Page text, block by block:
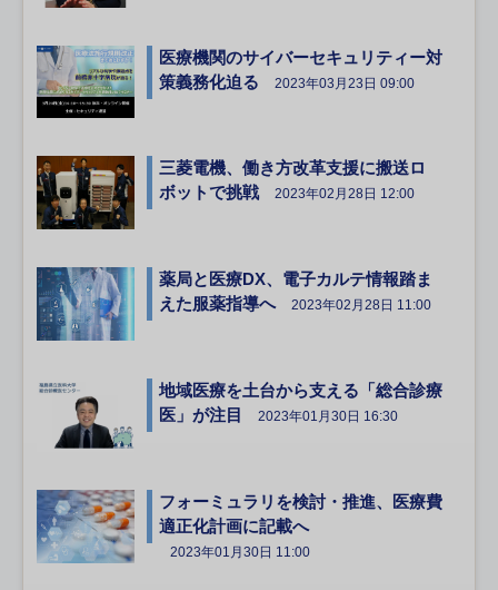
医療機関のサイバーセキュリティー対
策義務化迫る
2023年03月23日 09:00
三菱電機、働き方改革支援に搬送ロ
ボットで挑戦
2023年02月28日 12:00
薬局と医療DX、電子カルテ情報踏ま
えた服薬指導へ
2023年02月28日 11:00
地域医療を土台から支える「総合診療
医」が注目
2023年01月30日 16:30
フォーミュラリを検討・推進、医療費
適正化計画に記載へ
2023年01月30日 11:00